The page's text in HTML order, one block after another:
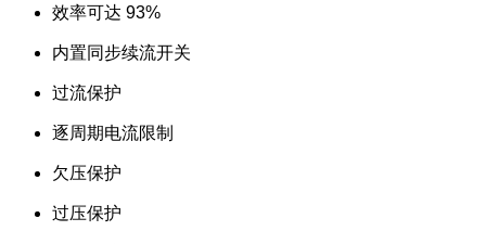
效率可达 93%
内置同步续流开关
过流保护
逐周期电流限制
欠压保护
过压保护